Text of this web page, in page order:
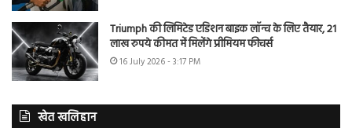
Triumph की लिमिटेड एडिशन बाइक लॉन्च के लिए तैयार, 21
लाख रुपये कीमत में मिलेंगे प्रीमियम फीचर्स
16 July 2026 - 3:17 PM
खेत खलिहान